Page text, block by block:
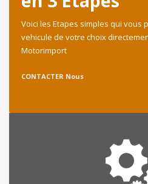
Voici les Etapes simples qui vous
vehicule de votre choix
Motorimport
CONTACTER Nous